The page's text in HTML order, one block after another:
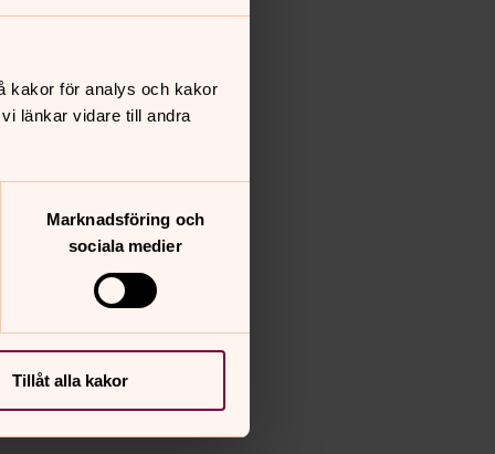
kakor för analys och kakor
länkar vidare till andra
Marknadsföring och
sociala medier
Tillåt alla kakor